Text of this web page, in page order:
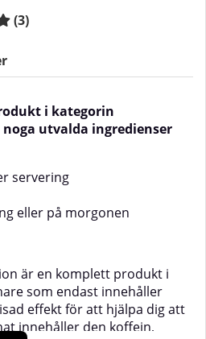
(3)
i kategorin
utvalda ingredienser
servering
eller på morgonen
är en komplett produkt i
som endast innehåller
effekt för att hjälpa dig att
innehåller den koffein,